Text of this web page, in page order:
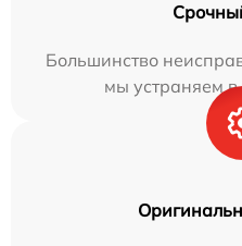
Большинство
мы устраняем в